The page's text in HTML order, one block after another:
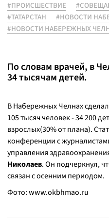
#ПРОИСШЕСТВИЕ
#ТАТАРСТАН
#НОВОСТИ
#НОВОСТИ НАБЕРЕЖНЫХ
По словам врачей, в
34 тысячам детей.
В Набережных Челнах
105 тысяч человек - 34 200
взрослых(30% от плана).
конференции с
управления
Николаев. Он подчеркнул,
связан с осенним периодом.
Фото:www.okbhmao.ru